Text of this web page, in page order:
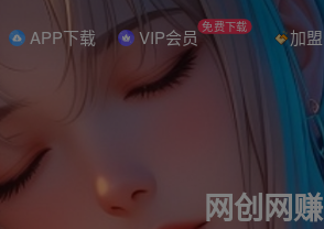
APP下载 VIP会员 免费下载 加
网创网